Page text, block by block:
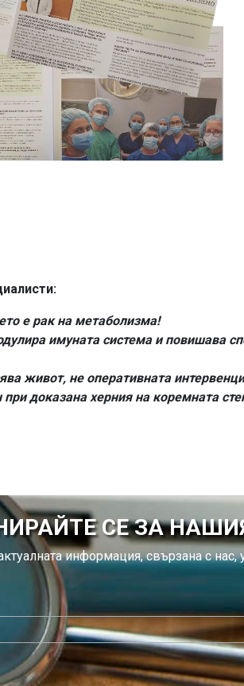
е рак на метаболизма!
имуната система и повишава
живот, не оперативната
при доказана херния на коремната
СЕ ЗА
информация, свързана с нас,